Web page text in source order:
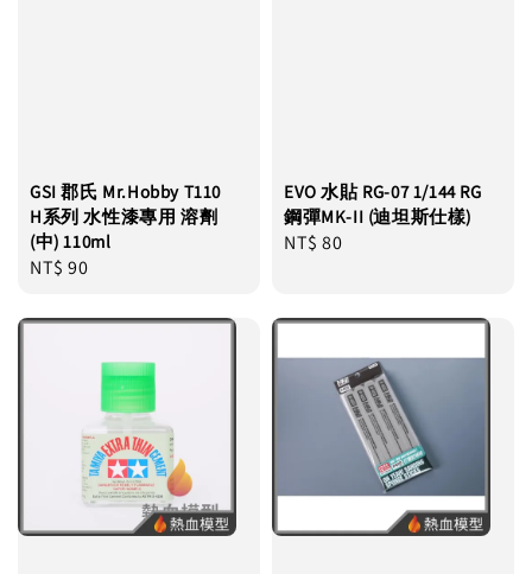
GSI 郡氏 Mr.Hobby T110
H系列 水性漆專用 溶劑
(中) 110ml
Regular
NT$ 90
EVO 水貼 RG-07 1/144 RG
鋼彈MK-II (迪坦斯仕樣)
Regular
NT$ 80